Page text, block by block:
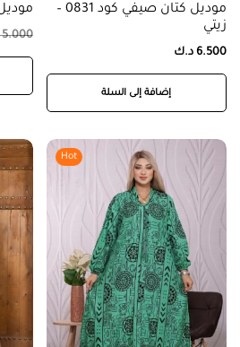
موديل كتان صيفي كود 0831 –
زيتي
6.500 د.ك
إضافة إلى السلة
موديل
5.000
Hot